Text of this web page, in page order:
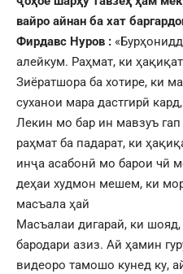
вайро айнан ба хат
Фирдавс Нуров :
алейкум. Раҳмат, ки
Зиёратшора ба хотире, ки
суханои мара дастгирӣ
Лекин мо бар ин мавзуъ
раҳмат ба падарат, ки
инҷа асабонӣ мо барои чӣ
деҳаи худмон мешем, ки
масъала ҳай
Масъалаи дигарай, ки
бародари азиз. Ай ҳамин
видеоро тамошо кунед ку,